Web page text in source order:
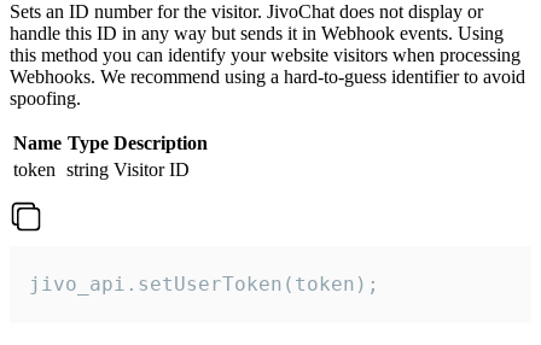
Sets an ID number for the visitor. JivoChat does not display or
handle this ID in any way but sends it in Webhook events. Using
this method you can identify your website visitors when processing
Webhooks. We recommend using a hard-to-guess identifier to avoid
spoofing.
Name Type Description
token string Visitor ID
jivo_api.setUserToken(token);